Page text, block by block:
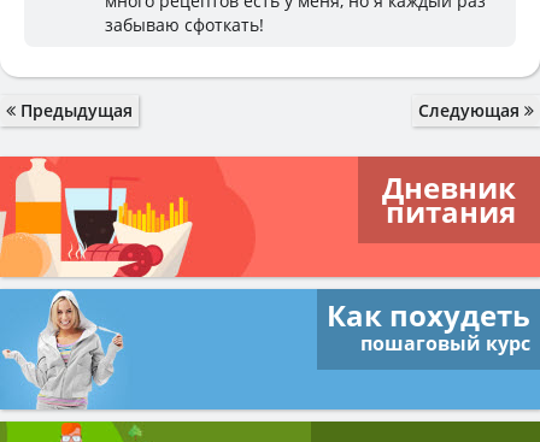
забываю сфоткать!
Предыдущая Следующая
Дневник
питания
Как похудеть
пошаговый курс